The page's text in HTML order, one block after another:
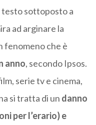
testo sottoposto a
ad arginare la
fenomeno che è
anno, secondo Ipsos.
serie tv e cinema,
si tratta di un danno
per l’erario) e